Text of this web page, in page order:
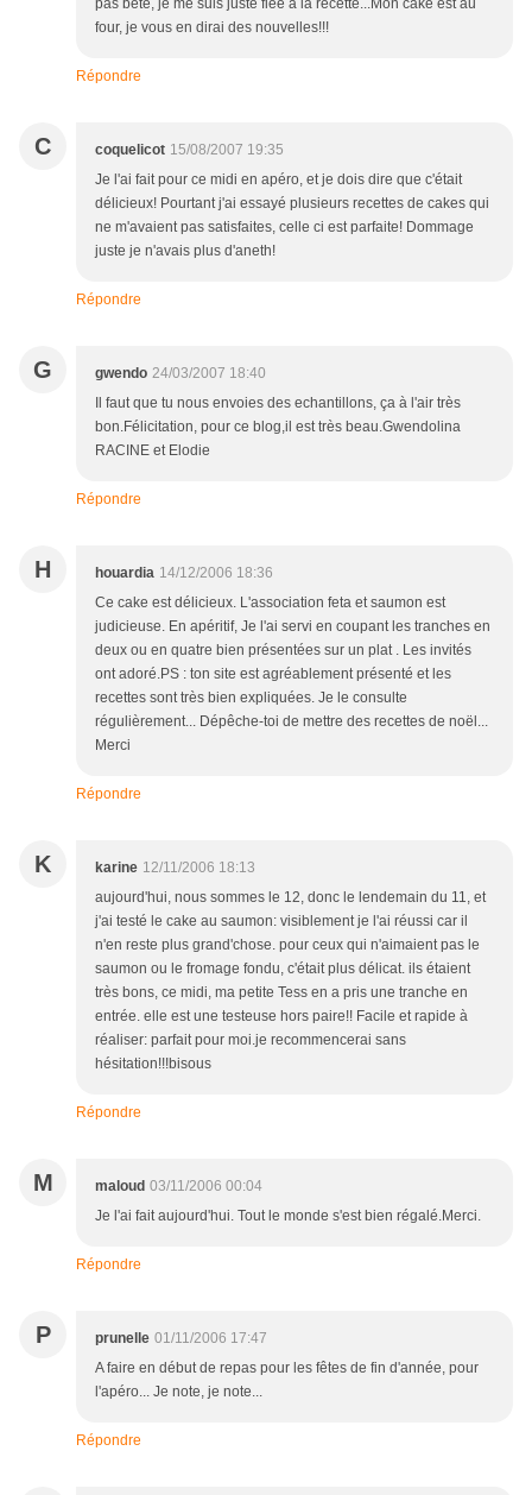
pas bête, je me suis juste fiée à la recette...Mon cake est au
four, je vous en dirai des nouvelles!!!
Répondre
C coquelicot 15/08/2007 19:35
Je l'ai fait pour ce midi en apéro, et je dois dire que c'était
délicieux! Pourtant j'ai essayé plusieurs recettes de cakes qui
ne m'avaient pas satisfaites, celle ci est parfaite! Dommage
juste je n'avais plus d'aneth!
Répondre
G gwendo 24/03/2007 18:40
Il faut que tu nous envoies des echantillons, ça à l'air très
bon.Félicitation, pour ce blog,il est très beau.Gwendolina
RACINE et Elodie
Répondre
H houardia 14/12/2006 18:36
Ce cake est délicieux. L'association feta et saumon est
judicieuse. En apéritif, Je l'ai servi en coupant les tranches en
deux ou en quatre bien présentées sur un plat . Les invités
ont adoré.PS : ton site est agréablement présenté et les
recettes sont très bien expliquées. Je le consulte
régulièrement... Dépêche-toi de mettre des recettes de noël...
Merci
Répondre
K karine 12/11/2006 18:13
aujourd'hui, nous sommes le 12, donc le lendemain du 11, et
j'ai testé le cake au saumon: visiblement je l'ai réussi car il
n'en reste plus grand'chose. pour ceux qui n'aimaient pas le
saumon ou le fromage fondu, c'était plus délicat. ils étaient
très bons, ce midi, ma petite Tess en a pris une tranche en
entrée. elle est une testeuse hors paire!! Facile et rapide à
réaliser: parfait pour moi.je recommencerai sans
hésitation!!!bisous
Répondre
M maloud 03/11/2006 00:04
Je l'ai fait aujourd'hui. Tout le monde s'est bien régalé.Merci.
Répondre
P prunelle 01/11/2006 17:47
A faire en début de repas pour les fêtes de fin d'année, pour
l'apéro... Je note, je note...
Répondre